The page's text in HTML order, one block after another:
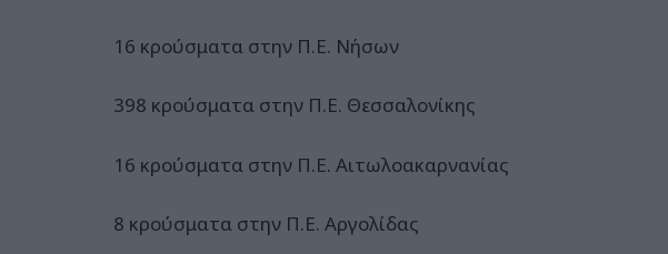
16 κρούσματα στην Π.Ε. Νήσων
398 κρούσματα στην Π.Ε. Θεσσαλονίκης
16 κρούσματα στην Π.Ε. Αιτωλοακαρνανίας
8 κρούσματα στην Π.Ε. Αργολίδας